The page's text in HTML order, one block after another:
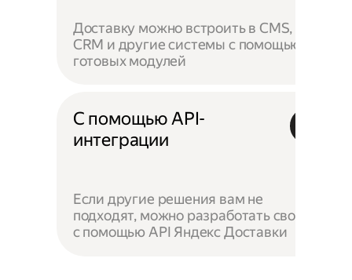
Доставку можно встроить в CMS,
CRM и другие системы с помощью
готовых модулей
С помощью API-
интеграции
Если другие решения вам не
подходят, можно разработать своё —
с помощью API Яндекс Доставки